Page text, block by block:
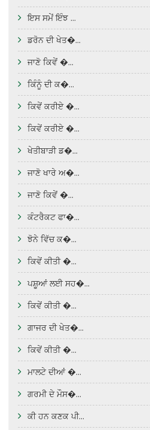
ਇਸ ਸਮੇਂ ਇੰਝ ...
ਡਰੋਨ ਦੀ ਖੇਤ�...
ਜਾਣੋ ਕਿਵੇਂ �...
ਕਿੰਨੂੰ ਦੀ ਕ�...
ਕਿਵੇਂ ਕਰੀਏ �...
ਕਿਵੇਂ ਕਰੀਏ �...
ਖੇਤੀਬਾੜੀ ਡ�...
ਜਾਣੋ ਖਾਰੇ ਅ�...
ਜਾਣੋ ਕਿਵੇਂ �...
ਕੰਟਰੈਕਟ ਫਾ�...
ਝੋਨੇ ਵਿੱਚ ਕ�...
ਕਿਵੇਂ ਕੀਤੀ �...
ਪਸ਼ੂਆਂ ਲਈ ਸਹ�...
ਕਿਵੇਂ ਕੀਤੀ �...
ਗਾਜਰ ਦੀ ਖੇਤ�...
ਕਿਵੇਂ ਕੀਤੀ �...
ਮਾਲਟੇ ਦੀਆਂ �...
ਗਰਮੀ ਦੇ ਮੌਸ�...
ਕੀ ਹਨ ਕਣਕ ਪੀ...